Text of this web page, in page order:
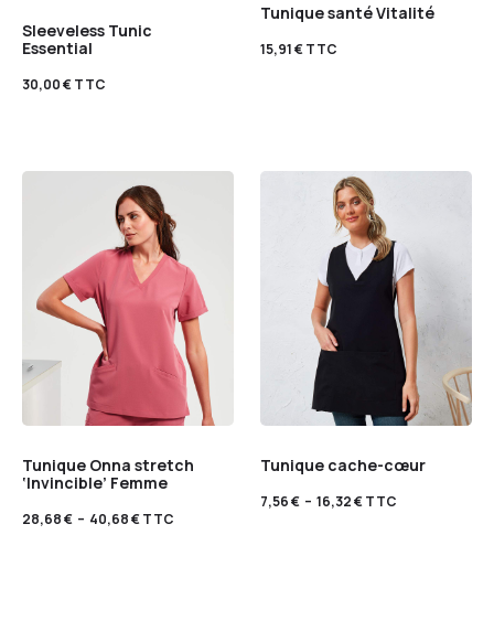
Sleeveless Tunic
Essential
30,00€TTC
Tunique santé Vitalité
15,91€TTC
Tunique Onna stretch
‘Invincible’ Femme
28,68€ – 40,68€TTC
Tunique cache-cœur
7,56€ – 16,32€TTC